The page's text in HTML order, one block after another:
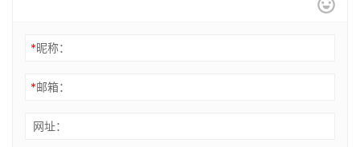
*昵称：
*邮箱：
网址：